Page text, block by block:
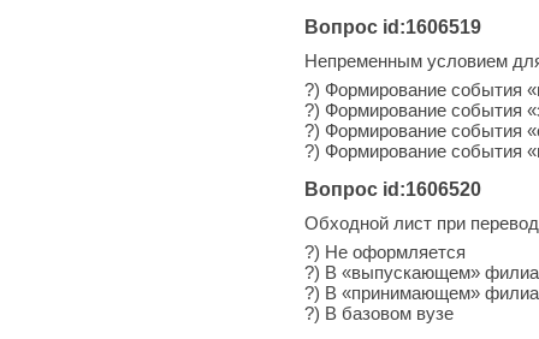
Вопрос id:1606519
Непременным условием
?) Формирование события
?) Формирование события
?) Формирование события
?) Формирование события
Вопрос id:1606520
Обходной лист при
?) Не оформляется
?) В «выпускающем»
?) В «принимающем»
?) В базовом вузе